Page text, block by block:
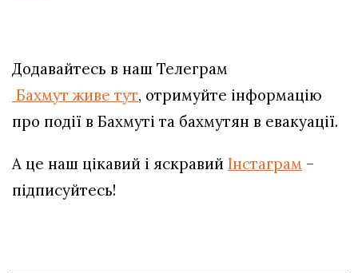
Додавайтесь в наш Телеграм
Бахмут живе тут, отримуйте інформацію
про події в Бахмуті та бахмутян в евакуації.
А це наш цікавий і яскравий Інстаграм –
підписуйтесь!